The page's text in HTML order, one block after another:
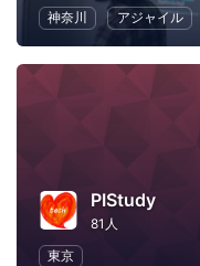
神奈川
アジャイル
PIStudy
81人
東京